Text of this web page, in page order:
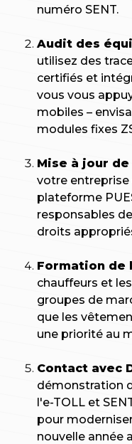
numéro SENT.
Audit des
utilisez des
certifiés et
vous vous
mobiles –
modules fixes
Mise à jour de
votre entreprise
plateforme
responsables
droits
Formation de
chauffeurs et
groupes de
que les
une priorité au
Contact avec
démonstration
l'e-TOLL et
pour
nouvelle année